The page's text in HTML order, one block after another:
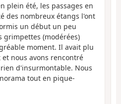
plein été, les passages en
des nombreux étangs l'ont
un début un peu
(modérées)
moment. Il avait plu
nous avons rencontré
d'insurmontable. Nous
tout en pique-